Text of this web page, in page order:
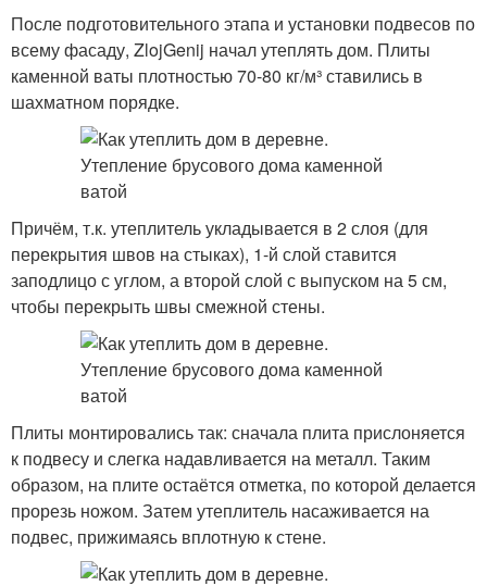
После подготовительного этапа и установки подвесов по
всему фасаду, ZlojGenij начал утеплять дом. Плиты
каменной ваты плотностью 70-80 кг/м³ ставились в
шахматном порядке.
Причём, т.к. утеплитель укладывается в 2 слоя (для
перекрытия швов на стыках), 1-й слой ставится
заподлицо с углом, а второй слой с выпуском на 5 см,
чтобы перекрыть швы смежной стены.
Плиты монтировались так: сначала плита прислоняется
к подвесу и слегка надавливается на металл. Таким
образом, на плите остаётся отметка, по которой делается
прорезь ножом. Затем утеплитель насаживается на
подвес, прижимаясь вплотную к стене.